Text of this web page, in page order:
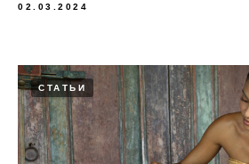
02.03.2024
СТАТЬИ